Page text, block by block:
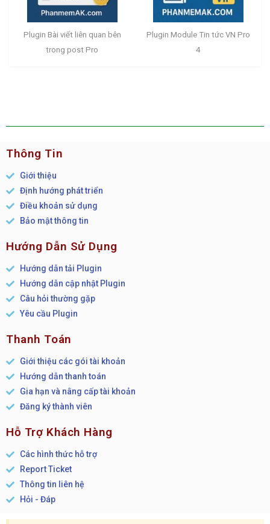
Plugin Bài viết liên quan bên
trong post Pro
Plugin Module Tin tức VN Pro
4
Thông Tin
Giới thiệu
Định hướng phát triển
Điều khoản sử dụng
Bảo mật thông tin
Hướng Dẫn Sử Dụng
Hướng dẫn tải Plugin
Hướng dẫn cập nhật Plugin
Câu hỏi thường gặp
Yêu cầu Plugin
Thanh Toán
Giới thiệu các gói tài khoản
Hướng dẫn thanh toán
Gia hạn và nâng cấp tài khoản
Đăng ký thành viên
Hỗ Trợ Khách Hàng
Các hình thức hỗ trợ
Report Ticket
Thông tin liên hệ
Hỏi - Đáp